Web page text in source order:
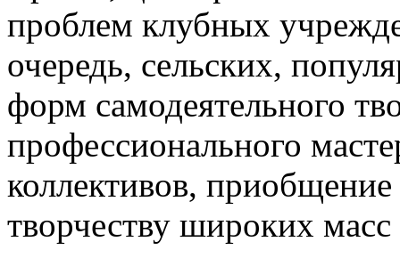
проблем клубных
очередь, сельских,
форм самодеятельного
профессионального
коллективов,
творчеству широких масс